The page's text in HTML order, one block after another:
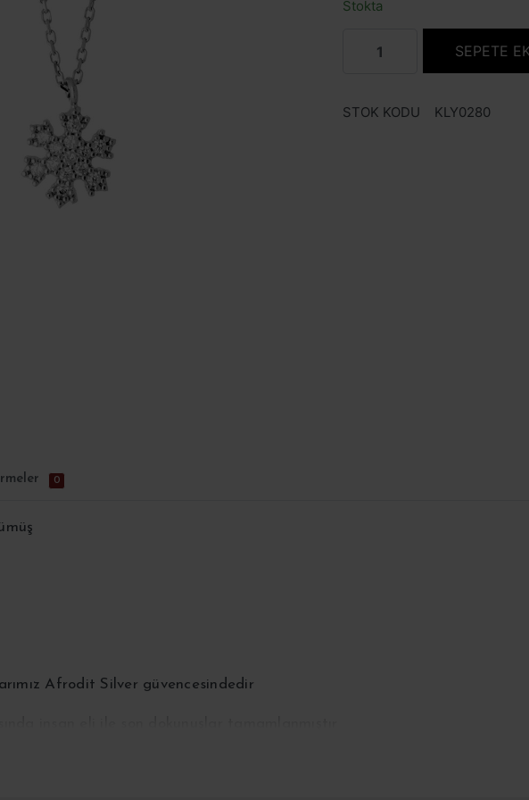
Stokta
SEPETE
STOK KODU KLY0280
0
Afrodit Silver güvencesindedir
insan eli ile son dokunuşlar tamamlanmıştır